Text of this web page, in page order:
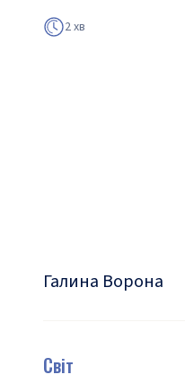
2 хв
Галина Ворона
Світ